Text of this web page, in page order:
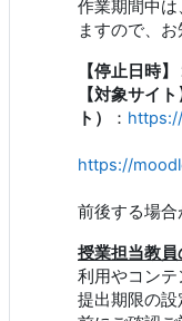
作業期間中
ますので、お
【停止日時
【対象サイ
ト）
：
https://
※作業の
前後する場合
授業担当教員
利用やコンテ
提出期限の